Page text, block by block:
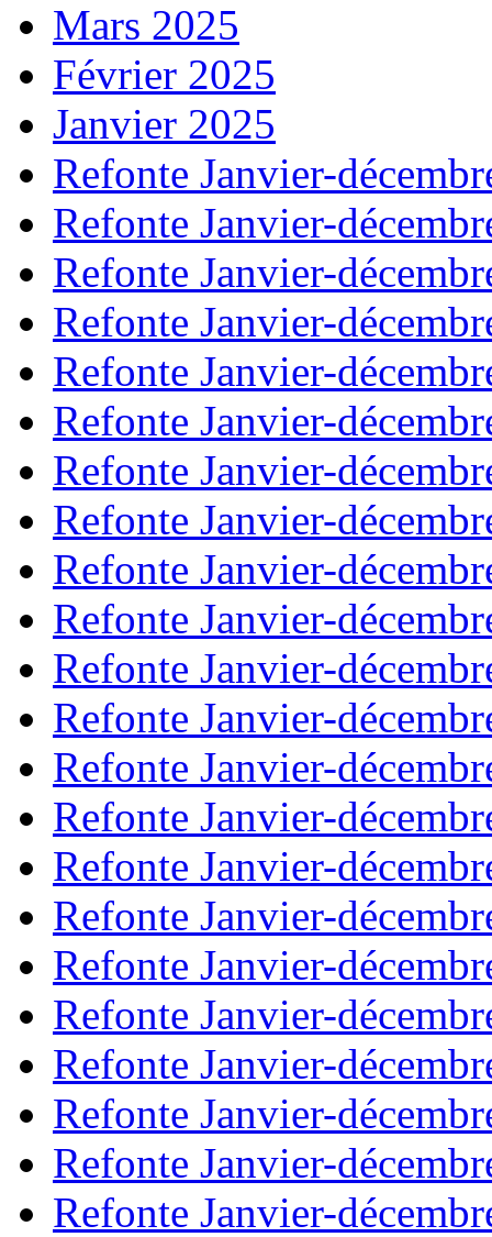
Mars 2025
Février 2025
Janvier 2025
Refonte Janvier-
Refonte Janvier-
Refonte Janvier-
Refonte Janvier-
Refonte Janvier-
Refonte Janvier-
Refonte Janvier-
Refonte Janvier-
Refonte Janvier-
Refonte Janvier-
Refonte Janvier-
Refonte Janvier-
Refonte Janvier-
Refonte Janvier-
Refonte Janvier-
Refonte Janvier-
Refonte Janvier-
Refonte Janvier-
Refonte Janvier-
Refonte Janvier-
Refonte Janvier-
Refonte Janvier-